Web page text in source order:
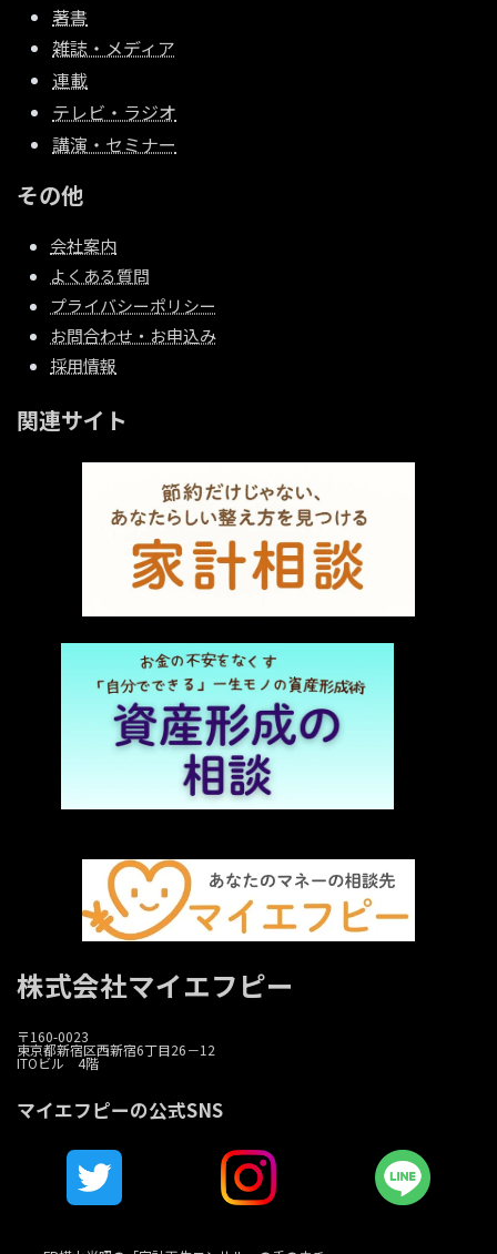
著書
雑誌・メディア
連載
テレビ・ラジオ
講演・セミナー
その他
会社案内
よくある質問
プライバシーポリシー
お問合わせ・お申込み
採用情報
関連サイト
株式会社マイエフピー
〒160-0023
東京都新宿区西新宿6丁目26－12
ITOビル 4階
マイエフピーの公式SNS